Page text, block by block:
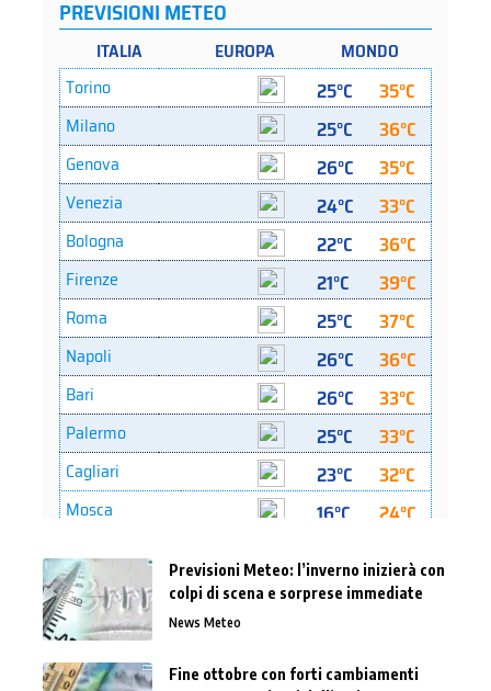
Previsioni Meteo: l’inverno inizierà con
colpi di scena e sorprese immediate
News Meteo
Fine ottobre con forti cambiamenti